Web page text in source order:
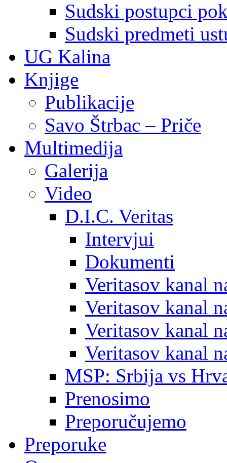
Sudski postupci
Sudski predmeti
UG Kalina
Knjige
Publikacije
Savo Štrbac – Priče
Multimedija
Galerija
Video
D.I.C. Veritas
Intervjui
Dokumenti
Veritasov kanal
Veritasov kanal
Veritasov kanal
Veritasov kanal
MSP: Srbija vs
Prenosimo
Preporučujemo
Preporuke